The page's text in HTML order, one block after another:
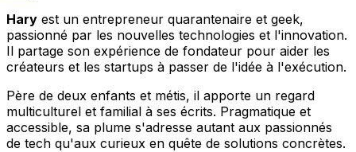
Hary est un entrepreneur quarantenaire et geek,
passionné par les nouvelles technologies et l'innovation.
Il partage son expérience de fondateur pour aider les
créateurs et les startups à passer de l'idée à l'exécution.
Père de deux enfants et métis, il apporte un regard
multiculturel et familial à ses écrits. Pragmatique et
accessible, sa plume s'adresse autant aux passionnés
de tech qu'aux curieux en quête de solutions concrètes.